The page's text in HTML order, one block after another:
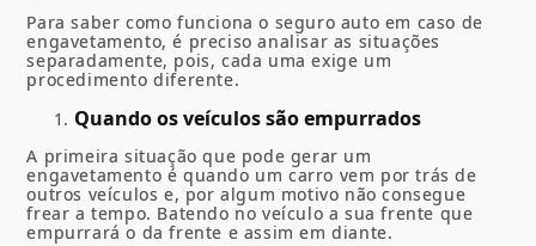
Para saber como funciona o seguro auto em caso de
engavetamento, é preciso analisar as situações
separadamente, pois, cada uma exige um
procedimento diferente.
Quando os veículos são empurrados
A primeira situação que pode gerar um
engavetamento é quando um carro vem por trás de
outros veículos e, por algum motivo não consegue
frear a tempo. Batendo no veículo a sua frente que
empurrará o da frente e assim em diante.